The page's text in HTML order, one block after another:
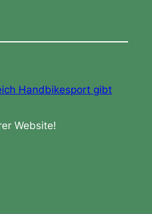
Handbikesport gibt
Website!